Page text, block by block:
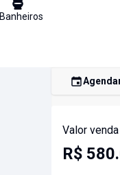
Banheiros
Valor venda
R$